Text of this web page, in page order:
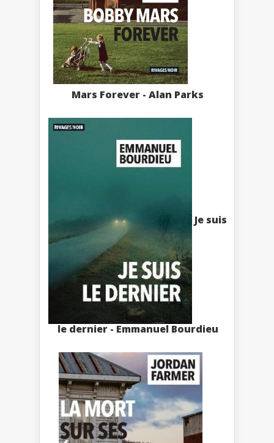
Mars Forever - Alan Parks
Je suis
le dernier - Emmanuel Bourdieu